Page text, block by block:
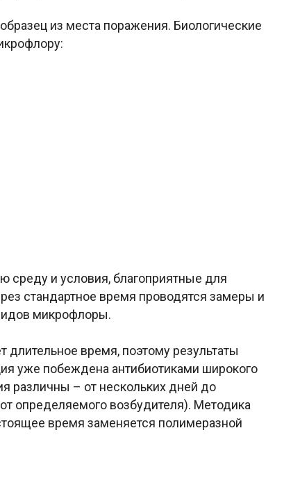
из места поражения. Биологические
среду и условия, благоприятные для
стандартное время проводятся замеры и
микрофлоры.
длительное время, поэтому результаты
уже побеждена антибиотиками широкого
различны – от нескольких дней до
определяемого возбудителя). Методика
время заменяется полимеразной